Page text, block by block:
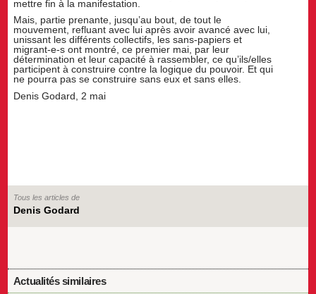
mettre fin à la manifestation.
Mais, partie prenante, jusqu’au bout, de tout le
mouvement, refluant avec lui après avoir avancé avec lui,
unissant les différents collectifs, les sans-papiers et
migrant-e-s ont montré, ce premier mai, par leur
détermination et leur capacité à rassembler, ce qu’ils/elles
participent à construire contre la logique du pouvoir. Et qui
ne pourra pas se construire sans eux et sans elles.
Denis Godard, 2 mai
Tous les articles de
Denis Godard
Actualités similaires